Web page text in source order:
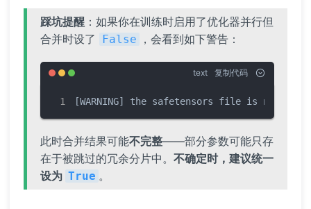
踩坑提醒：如果你在训练时启用了优化器并行但
合并时设了
False ，会看到如下警告：
text 复制代码
[WARNING] the safetensors file is non-
此时合并结果可能不完整——部分参数可能只存
在于被跳过的冗余分片中。 不确定时，建议统一
设为 True 。